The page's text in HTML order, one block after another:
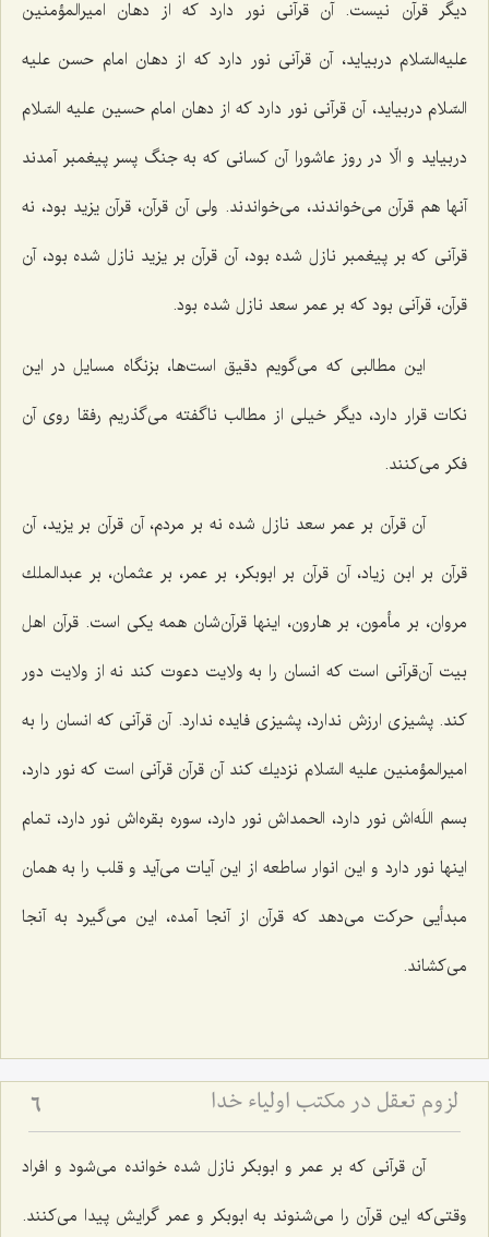
دیگر قرآن نیست. آن قرآنی نور دارد كه از دهان امیرالمؤمنین
علیه‌السّلام دربیاید، آن قرآنی نور دارد كه از دهان امام حسن علیه
السّلام دربیاید، آن قرآنی نور دارد كه از دهان امام حسین علیه السّلام
دربیاید و الّا در روز عاشورا آن كسانی كه به جنگ پسر پیغمبر آمدند
آنها هم قرآن می‌خواندند، می‌خواندند. ولی آن قرآن، قرآن یزید بود، نه
قرآنی كه بر پیغمبر نازل شده بود، آن قرآن بر یزید نازل شده بود، آن
قرآن، قرآنی بود كه بر عمر سعد نازل شده بود.
این مطالبی كه می‌گویم دقیق است‌ها، بزنگاه مسایل در این
نكات قرار دارد، دیگر خیلی از مطالب ناگفته می‌گذریم رفقا روی آن
فكر می‌كنند.
آن قرآن بر عمر سعد نازل شده نه بر مردم، آن قرآن بر یزید، آن
قرآن بر ابن زیاد، آن قرآن بر ابوبكر، بر عمر، بر عثمان، بر عبدالملك
مروان، بر مأمون، بر هارون، اینها قرآن‌شان همه یكی است. قرآن اهل
بیت آن‌قرآنی است كه انسان را به ولایت دعوت كند نه از ولایت دور
كند. پشیزی ارزش ندارد، پشیزی فایده ندارد. آن قرآنی كه انسان را به
امیرالمؤمنین علیه السّلام نزدیك كند آن قرآن قرآنی است كه نور دارد،
بسم اللَه‌اش نور دارد، الحمداش نور دارد، سوره بقره‌اش نور دارد، تمام
اینها نور دارد و این انوار ساطعه از این آیات می‌آید و قلب را به همان
مبدأیی حركت می‌دهد كه قرآن از آنجا آمده، این می‌گیرد به آنجا
می‌كشاند.
لزوم تعقل در مکتب اولیاء خدا 6
آن قرآنی كه بر عمر و ابوبكر نازل شده خوانده می‌شود و افراد
وقتی‌كه این قرآن را می‌شنوند به ابوبكر و عمر گرایش پیدا می‌كنند.